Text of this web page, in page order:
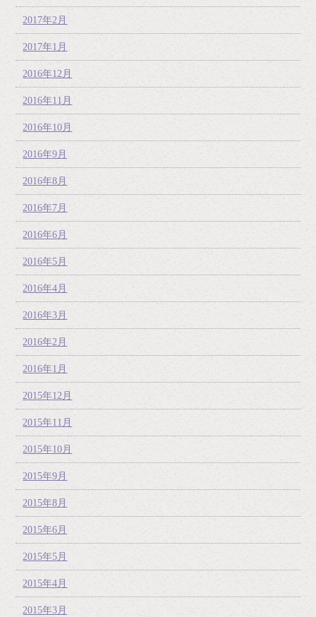
2017年2月
2017年1月
2016年12月
2016年11月
2016年10月
2016年9月
2016年8月
2016年7月
2016年6月
2016年5月
2016年4月
2016年3月
2016年2月
2016年1月
2015年12月
2015年11月
2015年10月
2015年9月
2015年8月
2015年6月
2015年5月
2015年4月
2015年3月